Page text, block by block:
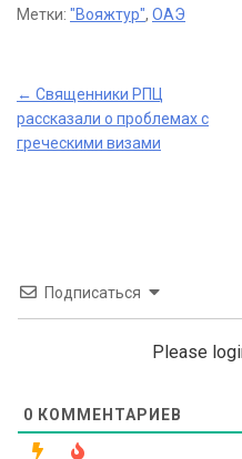
Метки: "Вояжтур", ОАЭ
Post
navigation
← Священники РПЦ
рассказали о проблемах с
греческими визами
Подписаться
Please
0 КОММЕНТАРИЕВ